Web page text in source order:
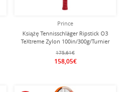
Prince
Książę Tennisschläger Ripstick O3
TeXtreme Zylon 100in/300g/Turnier
175,61€
158,05€